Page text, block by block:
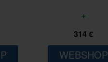
+
314 €
WEBSHOP